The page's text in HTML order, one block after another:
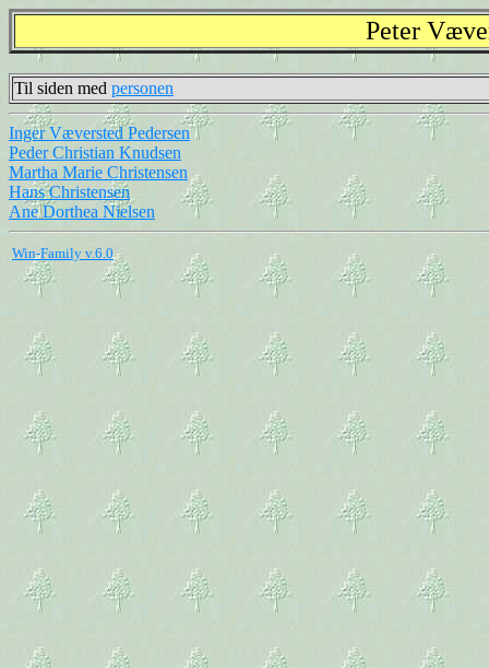
Peter
Til siden med personen
Inger Væversted Pedersen
Peder Christian Knudsen
Martha Marie Christensen
Hans Christensen
Ane Dorthea Nielsen
Win-Family v.6.0